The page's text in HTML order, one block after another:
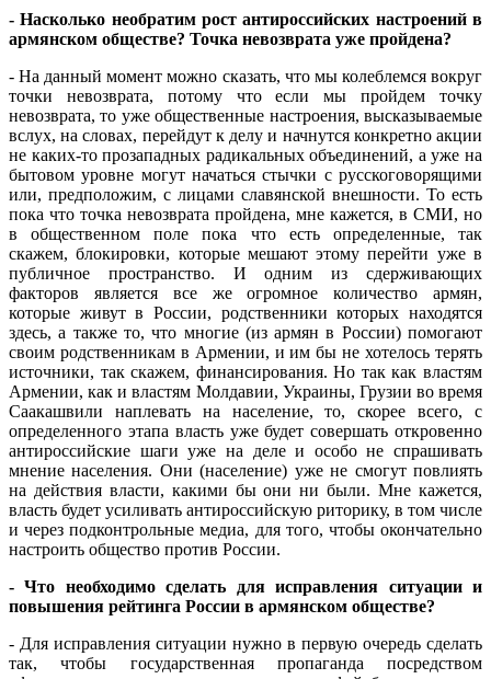
- Насколько необратим рост антироссийских настроений в
армянском обществе? Точка невозврата уже пройдена?
- На данный момент можно сказать, что мы колеблемся вокруг
точки невозврата, потому что если мы пройдем точку
невозврата, то уже общественные настроения, высказываемые
вслух, на словах, перейдут к делу и начнутся конкретно акции
не каких-то прозападных радикальных объединений, а уже на
бытовом уровне могут начаться стычки с русскоговорящими
или, предположим, с лицами славянской внешности. То есть
пока что точка невозврата пройдена, мне кажется, в СМИ, но
в общественном поле пока что есть определенные, так
скажем, блокировки, которые мешают этому перейти уже в
публичное пространство. И одним из сдерживающих
факторов является все же огромное количество армян,
которые живут в России, родственники которых находятся
здесь, а также то, что многие (из армян в России) помогают
своим родственникам в Армении, и им бы не хотелось терять
источники, так скажем, финансирования. Но так как властям
Армении, как и властям Молдавии, Украины, Грузии во время
Саакашвили наплевать на население, то, скорее всего, с
определенного этапа власть уже будет совершать откровенно
антироссийские шаги уже на деле и особо не спрашивать
мнение населения. Они (население) уже не смогут повлиять
на действия власти, какими бы они ни были. Мне кажется,
власть будет усиливать антироссийскую риторику, в том числе
и через подконтрольные медиа, для того, чтобы окончательно
настроить общество против России.
- Что необходимо сделать для исправления ситуации и
повышения рейтинга России в армянском обществе?
- Для исправления ситуации нужно в первую очередь сделать
так, чтобы государственная пропаганда посредством